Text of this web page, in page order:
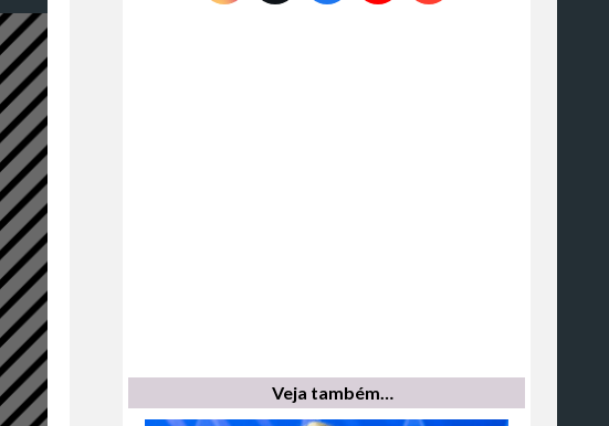
Veja também…